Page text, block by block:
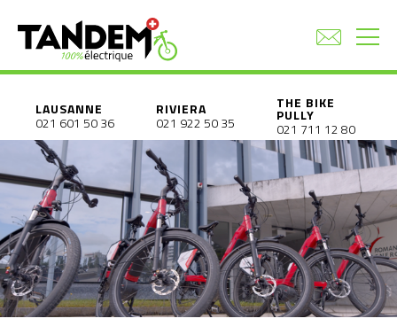
LAUSANNE
021 601 50 36
RIVIERA
021 922 50 35
THE BIKE
PULLY
021 711 12 80